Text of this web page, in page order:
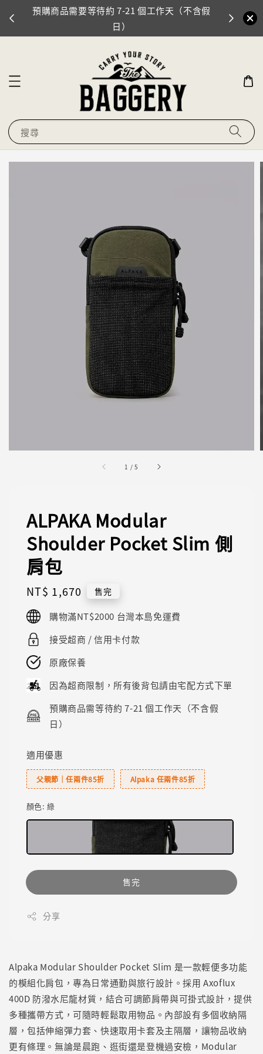
預購商品需要等待約 7-21 個工作天（不含假
日）
門市地
搜尋
1 /5
ALPAKA Modular
Shoulder Pocket Slim 側
肩包
Regular
price
NT$ 1,670 售完
購物滿NT$2000 台灣本島免運費
接受超商 / 信用卡付款
原廠保養
因為超商限制，所有後背包請由宅配方式下單
預購商品需等待約 7-21 個工作天（不含假
日）
適用優惠
父親節｜任兩件85折 Alpaka 任兩件85折
顏色: 綠
售完
分享
Alpaka Modular Shoulder Pocket Slim 是一款輕便多功能
的模組化肩包，專為日常通勤與旅行設計。採用 Axoflux
400D 防潑水尼龍材質，結合可調節肩帶與可掛式設計，提供
多種攜帶方式，可隨時輕鬆取用物品。內部設有多個收納隔
層，包括伸縮彈力套、快速取用卡套及主隔層，讓物品收納
更有條理。無論是晨跑、逛街還是登機過安檢，Modular